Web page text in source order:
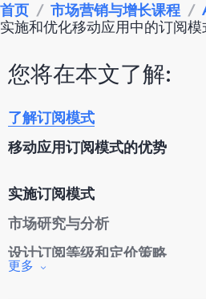
首页 / 市场营销与增长课程 /
实施和优化移动应用中的订阅
您将在本文了解:
了解订阅模式
移动应用订阅模式的优势
实施订阅模式
市场研究与分析
设计订阅等级和定价策略
更多